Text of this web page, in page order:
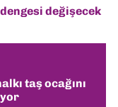
değişecek
taş ocağını